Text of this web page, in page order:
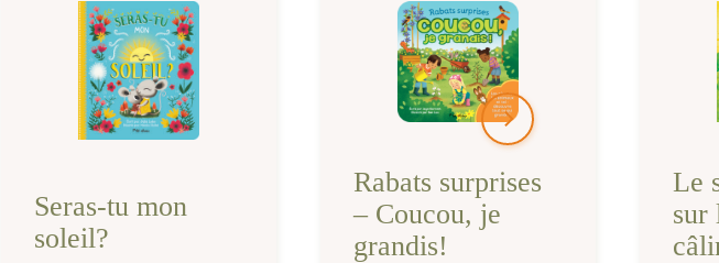
Seras-tu mon
soleil?
Rabats surprises
– Coucou, je
grandis!
Le
sur